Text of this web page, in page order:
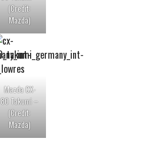
(Credit:
Mazda)
Mazda CX-
80 Takumi –
(Credit:
Mazda)